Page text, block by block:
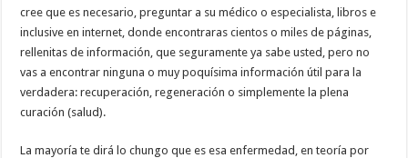
cree que es necesario, preguntar a su médico o especialista, libros e
inclusive en internet, donde encontraras cientos o miles de páginas,
rellenitas de información, que seguramente ya sabe usted, pero no
vas a encontrar ninguna o muy poquísima información útil para la
verdadera: recuperación, regeneración o simplemente la plena
curación (salud).
La mayoría te dirá lo chungo que es esa enfermedad, en teoría por